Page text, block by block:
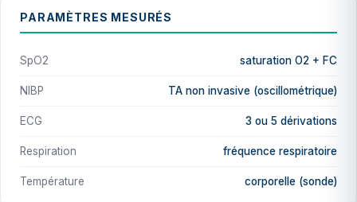
PARAMÈTRES MESURÉS
SpO2 saturation O2 + FC
NIBP TA non invasive (oscillométrique)
ECG 3 ou 5 dérivations
Respiration fréquence respiratoire
Température corporelle (sonde)